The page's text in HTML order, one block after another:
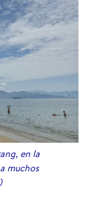
en la
muchos